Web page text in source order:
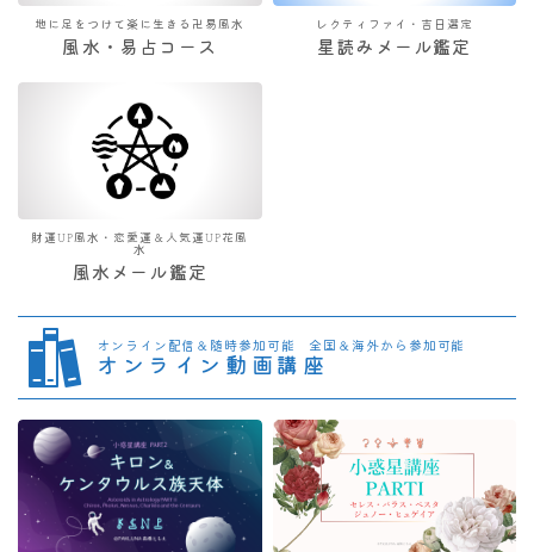
地に足をつけて楽に生きる卍易風水
風水・易占コース
レクティファイ・吉日選定
星読みメール鑑定
財運UP風水・恋愛運＆人気運UP花風
水
風水メール鑑定
オンライン配信＆随時参加可能 全国＆海外から参加可能
オンライン動画講座